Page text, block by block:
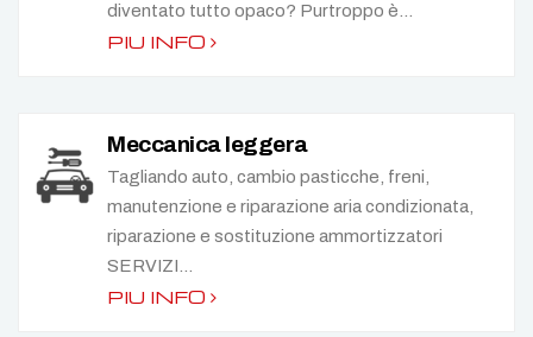
diventato tutto opaco? Purtroppo è...
PIU INFO
Meccanica leggera
Tagliando auto, cambio pasticche, freni,
manutenzione e riparazione aria condizionata,
riparazione e sostituzione ammortizzatori
SERVIZI...
PIU INFO